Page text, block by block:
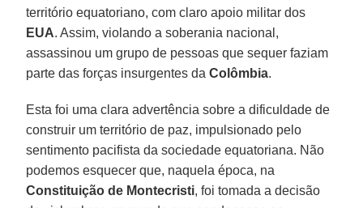
território equatoriano, com claro apoio militar dos
EUA. Assim, violando a soberania nacional,
assassinou um grupo de pessoas que sequer faziam
parte das forças insurgentes daColômbia.
Esta foi uma clara advertência sobre a dificuldade de
construir um território de paz, impulsionado pelo
sentimento pacifista da sociedade equatoriana. Não
podemos esquecer que, naquela época, na
Constituição de Montecristi, foi tomada a decisão